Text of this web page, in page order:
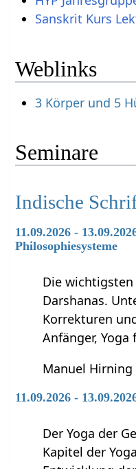
Sanskrit Kurs
Weblinks
3 Körper und 5
Seminare
Indische
11.09.2026 -
Philosophiesysteme
Die
Darshanas.
Korrekturen
Anfänger, Yoga
Manuel Hirning
11.09.2026 -
Der Yoga der
Kapitel der